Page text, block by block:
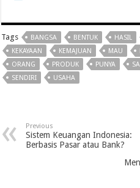
Tags BANGSA BENTUK HASIL
KEKAYAAN
KEMAJUAN MAU
ORANG
PRODUK PUNYA
SENDIRI
USAHA
Previous
Sistem Keuangan Indonesia:
Berbasis Pasar atau Bank?